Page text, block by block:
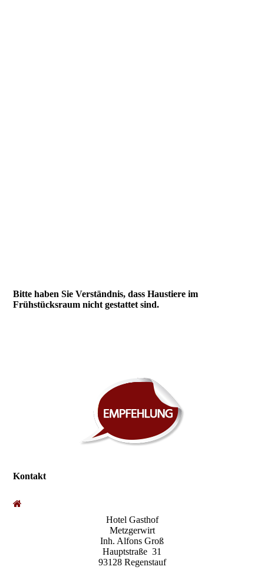
Bitte haben Sie Verständnis, dass Haustiere im
Frühstücksraum nicht gestattet sind.
Kontakt
Hotel Gasthof
Metzgerwirt
Inh. Alfons Groß
Hauptstraße 31
93128 Regenstauf